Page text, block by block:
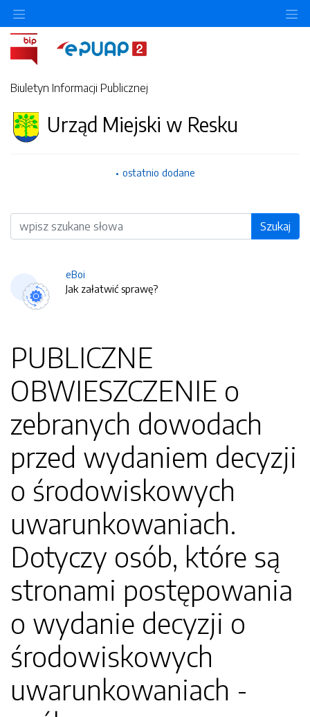
Biuletyn Informacji Publicznej
Urząd Miejski w Resku
ostatnio dodane
Wyszukiwarka Szukaj
eBoi
Jak załatwić sprawę?
PUBLICZNE
OBWIESZCZENIE o
zebranych dowodach
przed wydaniem decyzji
o środowiskowych
uwarunkowaniach.
Dotyczy osób, które są
stronami postępowania
o wydanie decyzji o
środowiskowych
uwarunkowaniach -